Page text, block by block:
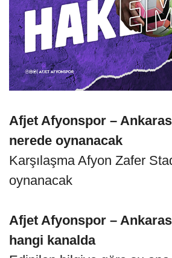
Afjet Afyonspor –
nerede oynanacak
Karşılaşma Afyon Zafer
oynanacak
Afjet Afyonspor –
hangi kanalda